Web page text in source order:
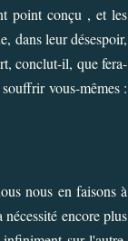
point conçu , et les
dans leur désespoir,
conclut-il, que fera-
vous-mêmes :
nous en faisons à
encore plus